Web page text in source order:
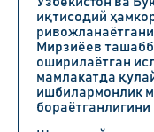
иқтисодий
Мирзиёев
оширилаётган
мамлакатда
ишбилармонлик